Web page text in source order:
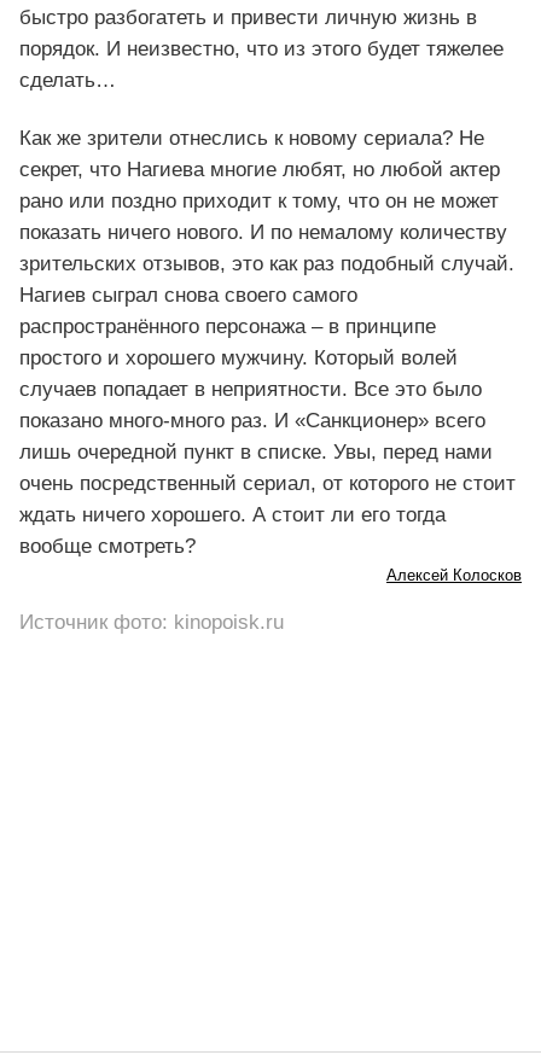
быстро разбогатеть и привести личную жизнь в
порядок. И неизвестно, что из этого будет тяжелее
сделать…
Как же зрители отнеслись к новому сериала? Не
секрет, что Нагиева многие любят, но любой актер
рано или поздно приходит к тому, что он не может
показать ничего нового. И по немалому количеству
зрительских отзывов, это как раз подобный случай.
Нагиев сыграл снова своего самого
распространённого персонажа – в принципе
простого и хорошего мужчину. Который волей
случаев попадает в неприятности. Все это было
показано много-много раз. И «Санкционер» всего
лишь очередной пункт в списке. Увы, перед нами
очень посредственный сериал, от которого не стоит
ждать ничего хорошего. А стоит ли его тогда
вообще смотреть?
Алексей Колосков
Источник фото: kinopoisk.ru